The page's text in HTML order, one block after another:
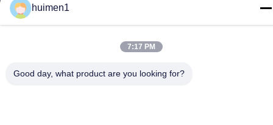
มณฑลกวางตุ้ง ประเทศจีน
โทรศัพท์
huimen1
7:17 PM
Good day, what product are you looking for?